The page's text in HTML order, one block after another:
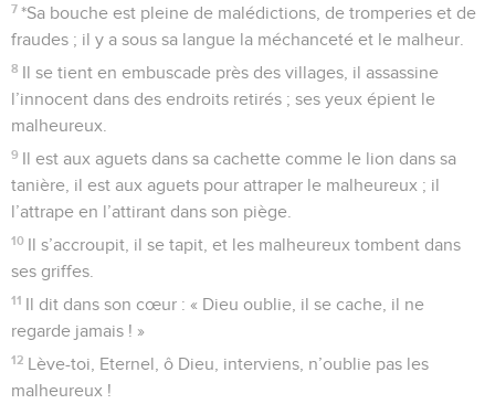
7 *Sa bouche est pleine de malédictions, de tromperies et de
fraudes ; il y a sous sa langue la méchanceté et le malheur.
8 Il se tient en embuscade près des villages, il assassine
l’innocent dans des endroits retirés ; ses yeux épient le
malheureux.
9 Il est aux aguets dans sa cachette comme le lion dans sa
tanière, il est aux aguets pour attraper le malheureux ; il
l’attrape en l’attirant dans son piège.
10 Il s’accroupit, il se tapit, et les malheureux tombent dans
ses griffes.
11 Il dit dans son cœur : « Dieu oublie, il se cache, il ne
regarde jamais ! »
12 Lève-toi, Eternel, ô Dieu, interviens, n’oublie pas les
malheureux !